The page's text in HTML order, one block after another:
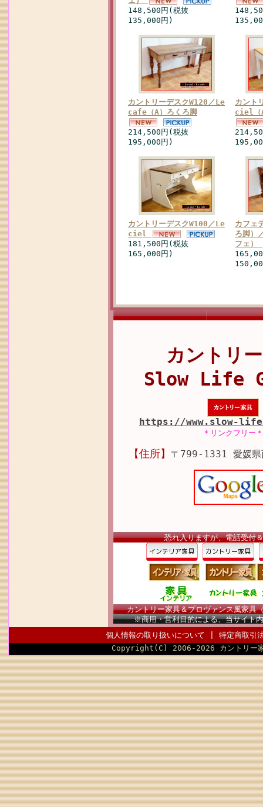
148,500円(税抜
135,000円)
カントリーデスクW120／Le
cafe（A）ろくろ脚
214,500円(税抜
195,000円)
カント
ciel（
カントリーデスクW100／Le
ciel
181,500円(税抜
165,000円)
カフェ
ろ脚）
フェ）
カントリ
Slow Life
https://www.slow-
＊リンクフリー＊
【住所】 〒799-1331 愛媛県
恐れ入りますが、電話受付
カントリー家具＆プロヴァンス風家
※商用・営利目的による、当サイト
個人情報の取り扱いについて
特定商取引
Copyright(C) 2006-2026 カント